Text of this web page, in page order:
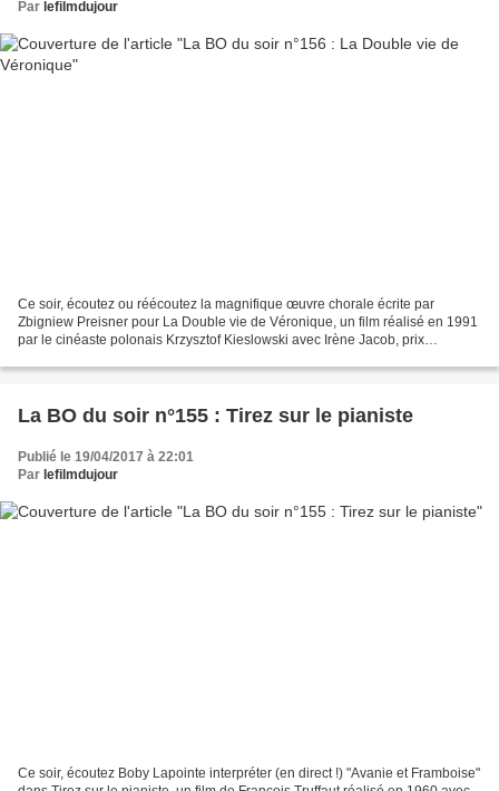
Par lefilmdujour
Ce soir, écoutez ou réécoutez la magnifique œuvre chorale écrite par
Zbigniew Preisner pour La Double vie de Véronique, un film réalisé en 1991
par le cinéaste polonais Krzysztof Kieslowski avec Irène Jacob, prix
La BO du soir n°155 : Tirez sur le pianiste
Publié le 19/04/2017 à 22:01
Par lefilmdujour
Ce soir, écoutez Boby Lapointe interpréter (en direct !) "Avanie et Framboise"